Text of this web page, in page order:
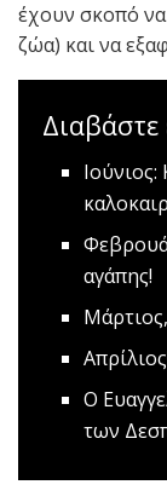
έχουν σκοπό
ζώα) και να
Διαβάστε
αγάπης!
Ο
των